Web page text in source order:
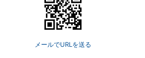
メールでURLを送る